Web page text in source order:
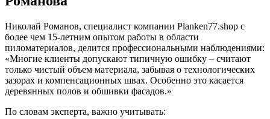
Николай Романов, специалист компании Planken77.shop с
более чем 15-летним опытом работы в области
пиломатериалов, делится профессиональными наблюдениями:
«Многие клиенты допускают типичную ошибку – считают
только чистый объем материала, забывая о технологических
зазорах и компенсационных швах. Особенно это касается
деревянных полов и обшивки фасадов.»
По словам эксперта, важно учитывать: